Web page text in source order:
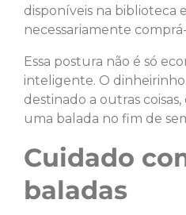
disponíveis na biblioteca
necessariamente
Essa postura não é só
inteligente. O
destinado a outras
uma balada no fim de
Cuidado
baladas